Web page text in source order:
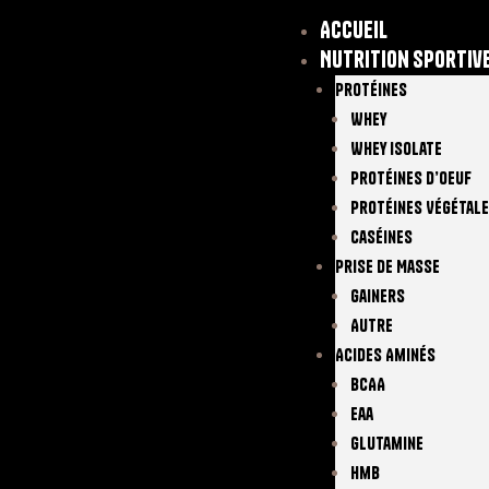
Accueil
Nutrition
Protéines
Whey
Whey Isolate
Protéines D’oeuf
Protéines
Caséines
Prise De Masse
Gainers
Autre
Acides Aminés
BCAA
Eaa
Glutamine
Hmb